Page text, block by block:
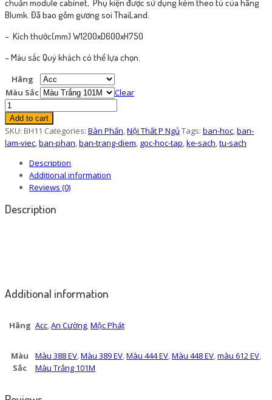
Blumk. Đẫ bao gồm gương soi ThaiLand.
– Kích thước(mm) W1200xD600xH750
– Màu sắc Quý khách có thể lựa chọn.
Hãng
Màu Sắc
Clear
Bàn
Phấn
VQ
BH11
Add to cart
SKU: BH11 Categories: Bàn Phấn,Nội Thất P Ngủ Tags: ban-hoc,ban-
lam-viec,ban-phan,ban-trang-diem, goc-hoc-tap,ke-sach,tu-sach
Description
Additional information
Reviews (0)
Description
Additional information
Hãng Acc,An Cường,Mộc Phát
Màu
Sắc
Màu 388 EV,Màu 389 EV,Màu 444 EV,Màu 448 EV,màu 612 EV,
Màu Trắng 101M